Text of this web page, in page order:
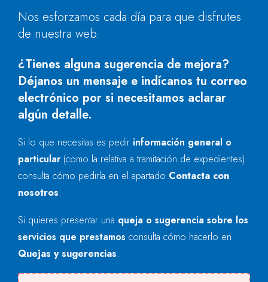
Nos esforzamos cada día para que disfrutes
de nuestra web.
¿Tienes alguna sugerencia de mejora?
Déjanos un mensaje e indícanos tu correo
electrónico por si necesitamos aclarar
algún detalle.
Si lo que necesitas es pedir información general o
particular (como la relativa a tramitación de expedientes)
consulta cómo pedirla en el apartado Contacta con
nosotros.
Si quieres presentar una queja o sugerencia sobre los
servicios que prestamos consulta cómo hacerlo en
Quejas y sugerencias.